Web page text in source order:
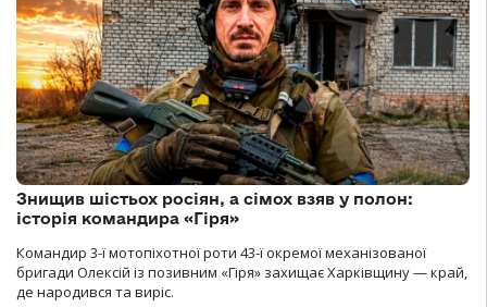
Знищив шістьох росіян, а сімох взяв у полон:
історія командира «Гіря»
Командир 3-ї мотопіхотної роти 43-ї окремої механізованої
бригади Олексій із позивним «Гіря» захищає Харківщину — край,
де народився та виріс.